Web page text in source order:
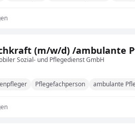
Sozial- und Pflegedienst GmbH
Pflegefachperson ambulante